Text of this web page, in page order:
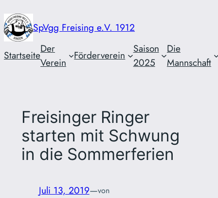
Zum
Inhalt
springen
SpVgg Freising e.V. 1912
Startseite
Der
Verein
Förderverein
Saison
2025
Die
Mannschaft
Freisinger Ringer
starten mit Schwung
in die Sommerferien
Juli 13, 2019—von